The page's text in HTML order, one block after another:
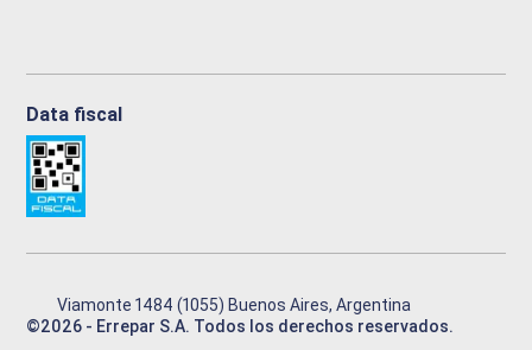
Data fiscal
Viamonte 1484 (1055) Buenos Aires, Argentina
©2026 - Errepar S.A. Todos los derechos reservados.